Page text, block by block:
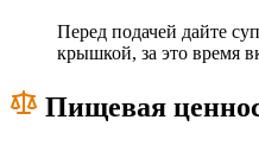
Перед подачей дайте
крышкой, за это время
Пищевая